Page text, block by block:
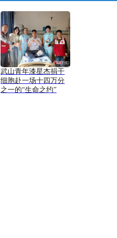
武山青年漆星杰捐干
细胞赴一场十四万分
之一的“生命之约”